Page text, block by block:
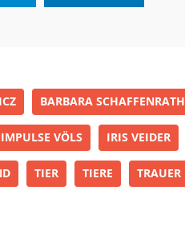
BARBARA SCHAFFENRATH
IMPULSE VÖLS IRIS VEIDER
TIER TIERE TRAUER